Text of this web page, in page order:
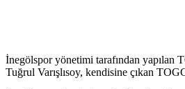
İnegölspor yönetimi tarafından yapılan
Tuğrul Varışlısoy, kendisine çıkan